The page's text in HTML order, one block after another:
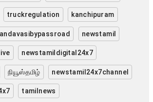
truckregulation kanchipuram
newstamil
newstamildigital24x7
நியூஸ்தமிழ் newstamil24x7channel
tamilnews